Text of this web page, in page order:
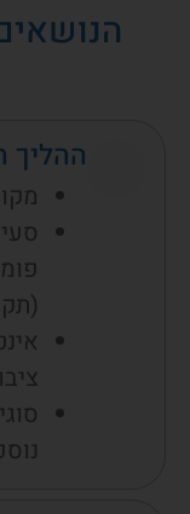
ההליך